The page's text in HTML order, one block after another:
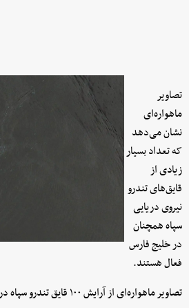
تصاویر
ماهواره‌ای
نشان می‌دهد
که تعداد بسیار
زیادی از
قایق‌های تندرو
نیروی دریایی
سپاه همچنان
در خلیج فارس
فعال هستند.
تصاویر ماهواره‌ای از آرایش ۱۰۰ قایق تندرو سپاه در تنگه هرمز